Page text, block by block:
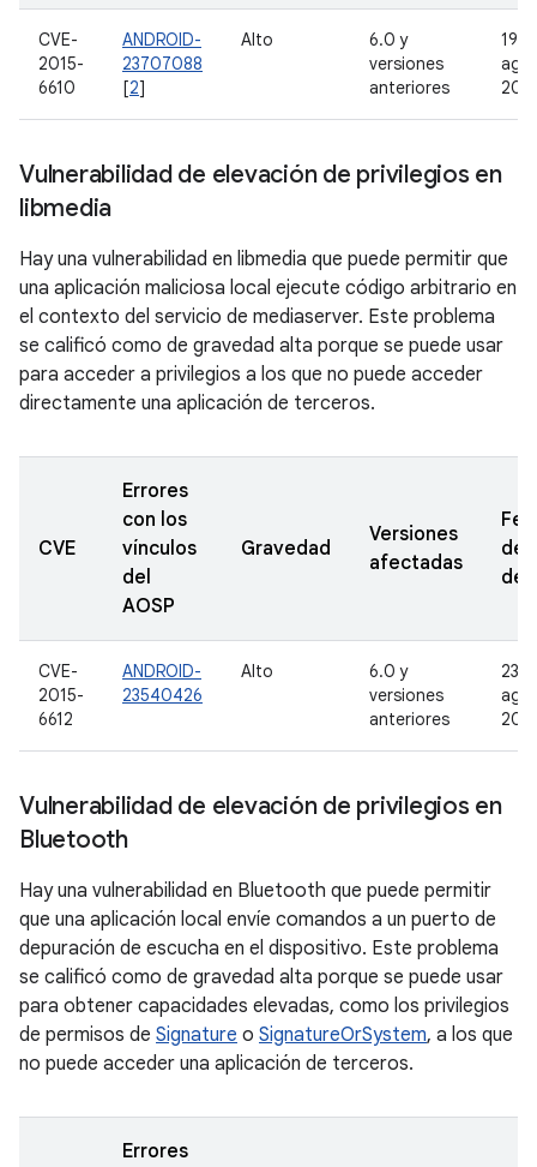
CVE-
2015-
6610
ANDROID-
23707088
[2]
Alto
6.0 y
versiones
anteriores
19
Vulnerabilidad de elevación de privilegios en
libmedia
Hay una vulnerabilidad en libmedia que puede permitir que
una aplicación maliciosa local ejecute código arbitrario en
el contexto del servicio de mediaserver. Este problema
se calificó como de gravedad alta porque se puede usar
para acceder a privilegios a los que no puede acceder
directamente una aplicación de terceros.
CVE
Errores
con los
vínculos
del
AOSP
Gravedad
Versiones
afectadas
de
CVE-
2015-
6612
ANDROID-
23540426
Alto
6.0 y
versiones
anteriores
23
Vulnerabilidad de elevación de privilegios en
Bluetooth
Hay una vulnerabilidad en Bluetooth que puede permitir
que una aplicación local envíe comandos a un puerto de
depuración de escucha en el dispositivo. Este problema
se calificó como de gravedad alta porque se puede usar
para obtener capacidades elevadas, como los privilegios
de permisos de Signature o SignatureOrSystem, a los que
no puede acceder una aplicación de terceros.
Errores